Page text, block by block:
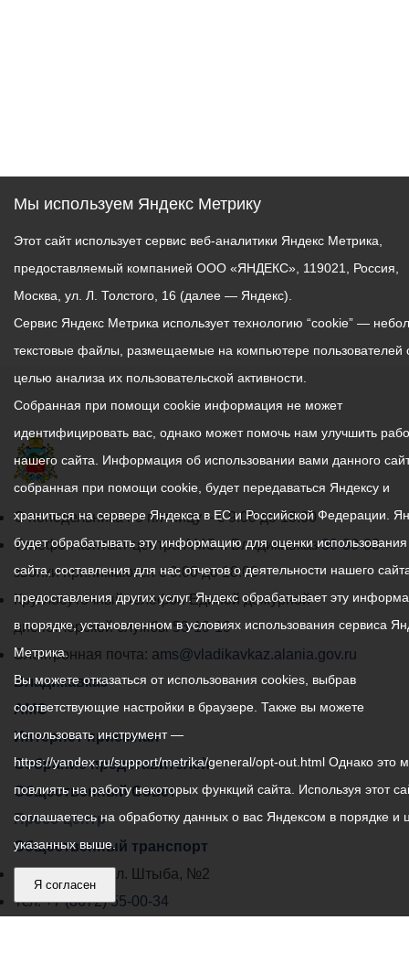
График
работы
администрации
местного
самоуправления
города
Владикавказ:
С понедельника по пятницу – с 9.00 до 18.00
Телефон контакт-центра АМС г. Владикавказ30-30-30
звонки принимаются с 9:00 до 18:00
Круглосуточный телефон Единой дежурной
диспетчерской службы53-19-19
Электронная почта: ams@vladikavkaz.alania.gov.ru
Владикавказ
АМС
Интернет приемная
Собрание представителей
Общественный Совет
Пресс-центр
Общественный транспорт
Владикавказ, пл. Штыба, №2
Тел:+7 (8672) 55-00-34
Мы используем Яндекс Метрику
Этот сайт использует сервис веб-аналитики Яндекс Метрика,
предоставляемый компанией ООО «ЯНДЕКС», 119021, Россия,
Москва, ул. Л. Толстого, 16 (далее — Яндекс).
Сервис Яндекс Метрика использует технологию “cookie” —
текстовые файлы, размещаемые на компьютере пользователей
целью анализа их пользовательской активности.
Собранная при помощи cookie информация не может
идентифицировать вас, однако может помочь нам улучшить
нашего сайта. Информация об использовании вами данного
собранная при помощи cookie, будет передаваться Яндексу и
храниться на сервере Яндекса в ЕС и Российской Федерации.
будет обрабатывать эту информацию для оценки
сайта, составления для нас отчетов о деятельности нашего
предоставления других услуг. Яндекс обрабатывает эту
в порядке, установленном в условиях использования сервиса
Метрика.
Вы можете отказаться от использования cookies, выбрав
соответствующие настройки в браузере. Также вы можете
использовать инструмент —
https://yandex.ru/support/metrika/general/opt-out.html Однако это
повлиять на работу некоторых функций сайта. Используя этот
соглашаетесь на обработку данных о вас Яндексом в порядке и
указанных выше.
Я согласен